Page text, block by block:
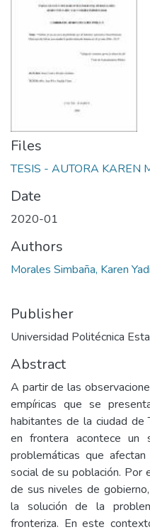
Files
TESIS - AUTORA KAREN
Date
2020-01
Authors
Morales Simbaña, Karen
Publisher
Universidad Politécnica
Abstract
A partir de las
empíricas que se
habitantes de la ciudad de
en frontera acontece un
problemáticas que
social de su población. Por
de sus niveles de
la solución de la
fronteriza. En este